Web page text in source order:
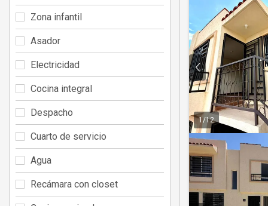
1/12
Zona infantil
Asador
Electricidad
Cocina integral
Despacho
Cuarto de servicio
Agua
Recámara con closet